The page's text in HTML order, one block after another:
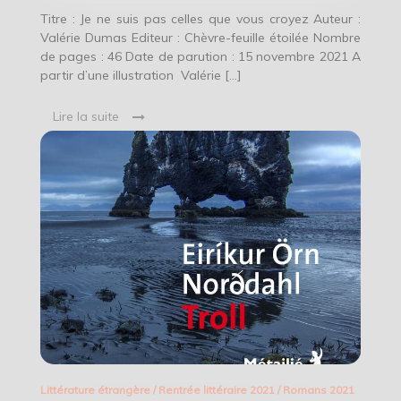
Dumas
Titre : Je ne suis pas celles que vous croyez Auteur :
Valérie Dumas Editeur : Chèvre-feuille étoilée Nombre
de pages : 46 Date de parution : 15 novembre 2021 A
partir d’une illustration Valérie […]
Lire la suite
Littérature étrangère/ Rentrée littéraire 2021 / Romans 2021